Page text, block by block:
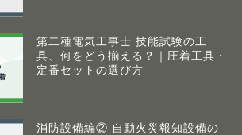
第二種電気工事士 技能試験の工
具、何をどう揃える？｜圧着工具・
定番セットの選び方
消防設備編② 自動火災報知設備の